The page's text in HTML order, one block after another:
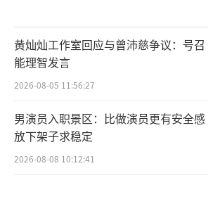
黄灿灿工作室回应与曾沛慈争议：号召
能理智发言
2026-08-05 11:56:27
男演员入职景区：比做演员更有安全感
放下架子求稳定
2026-08-08 10:12:41